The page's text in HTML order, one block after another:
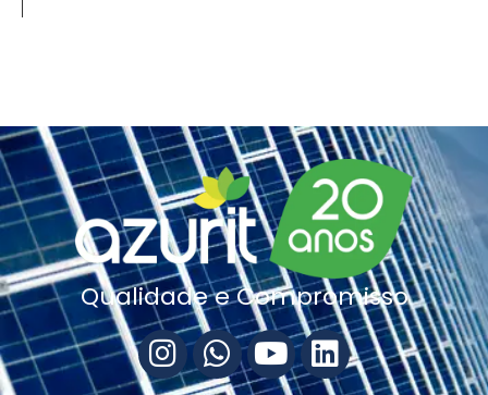
Qualidade e Compromisso